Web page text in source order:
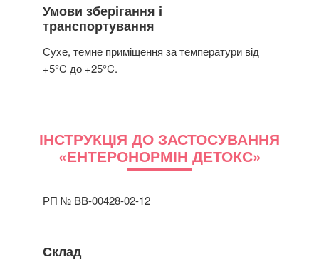
Умови зберігання і
транспортування
Сухе, темне приміщення за температури від
+5°C до +25°C.
ІНСТРУКЦІЯ ДО ЗАСТОСУВАННЯ
«ЕНТЕРОНОРМІН ДЕТОКС»
РП № BB-00428-02-12
Склад